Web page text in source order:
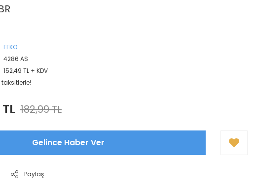
FEKO
4286 AS
152,49 TL + KDV
182,99 TL
Gelince Haber Ver
Paylaş